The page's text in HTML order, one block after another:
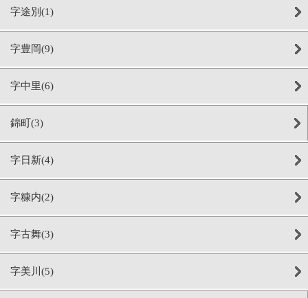
字途別(1)
字豊岡(9)
字中里(6)
錦町(3)
字日新(4)
字糠内(2)
字古舞(3)
字美川(5)